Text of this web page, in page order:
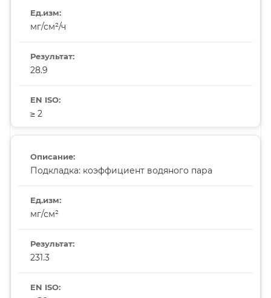
мг/см²/ч
28.9
≥ 2
Подкладка: коэффициент водяного пара
мг/см²
231.3